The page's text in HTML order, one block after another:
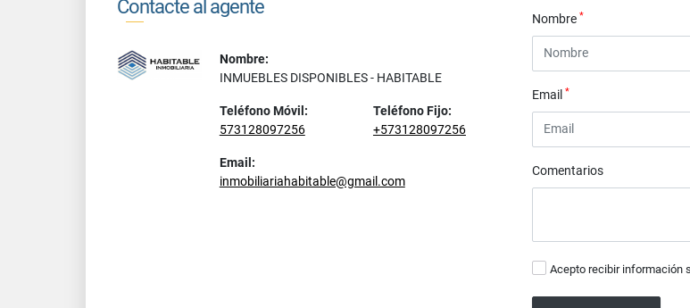
Contacte al agente
Nombre:
INMUEBLES DISPONIBLES - HABITABLE
Teléfono Móvil:
573128097256
Teléfono Fijo:
+573128097256
Email:
inmobiliariahabitable@gmail.com
Nombre*
Email*
Comentarios
Acepto recibir información